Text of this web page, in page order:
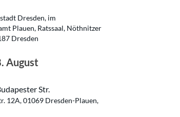
Dresden, im
Plauen, Ratssaal, Nöthnitzer
Dresden
August
Str.
12A, 01069 Dresden-Plauen,